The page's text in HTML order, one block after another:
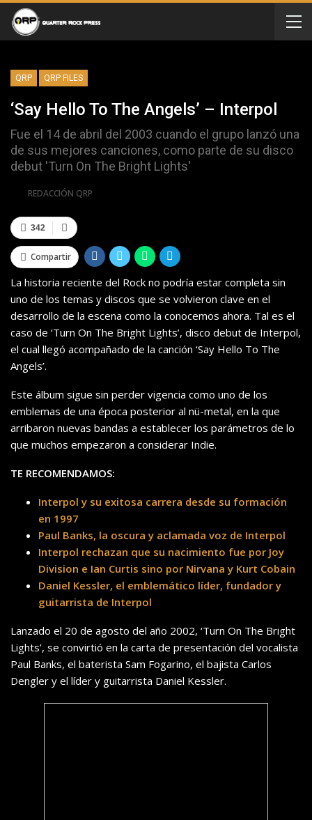
QRP QRP FILES
‘Say Hello To The Angels’ – Interpol
Fue el 14 de abril del 2003 cuando el grupo lanzó una
de sus mejores canciones, como parte de su disco
debut 'Turn On The Bright Lights'
REDACCIÓN QRP
342
Compartir
La historia reciente del Rock no podría estar completa sin
uno de los temas y discos que se volvieron clave en el
desarrollo de la escena como la conocemos ahora. Tal es el
caso de ‘Turn On The Bright Lights’, disco debut de Interpol,
el cual llegó acompañado de la canción ‘Say Hello To The
Angels’.
Este álbum sigue sin perder vigencia como uno de los
emblemas de una época posterior al nü-metal, en la que
arribaron nuevas bandas a establecer los parámetros de lo
que muchos empezaron a considerar Indie.
TE RECOMENDAMOS:
Interpol y su exitosa carrera desde su formación
en 1997
Paul Banks, la oscura y aclamada voz de Interpol
Interpol rechazan que su nacimiento fue por Joy
Division e Ian Curtis sino por Nirvana y Kurt Cobain
Daniel Kessler, el emblemático líder, fundador y
guitarrista de Interpol
Lanzado el 20 de agosto del año 2002, ‘Turn On The Bright
Lights’, se convirtió en la carta de presentación del vocalista
Paul Banks, el baterista Sam Fogarino, el bajista Carlos
Dengler y el líder y guitarrista Daniel Kessler.